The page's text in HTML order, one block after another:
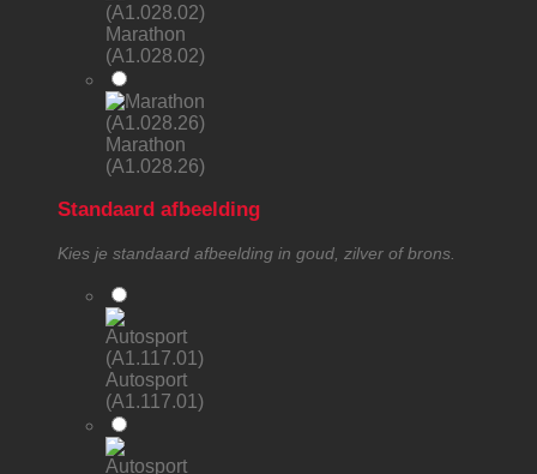
Marathon
(A1.028.02)
Marathon
(A1.028.26)
Standaard afbeelding
Kies je standaard afbeelding in goud, zilver of brons.
Autosport
(A1.117.01)